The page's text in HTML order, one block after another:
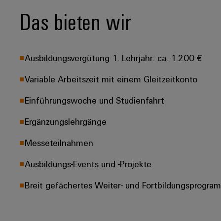
Das bieten wir
Ausbildungsvergütung 1. Lehrjahr: ca. 1.200 €
Variable Arbeitszeit mit einem Gleitzeitkonto
Einführungswoche und Studienfahrt
Ergänzungslehrgänge
Messeteilnahmen
Ausbildungs-Events und -Projekte
Breit gefächertes Weiter- und